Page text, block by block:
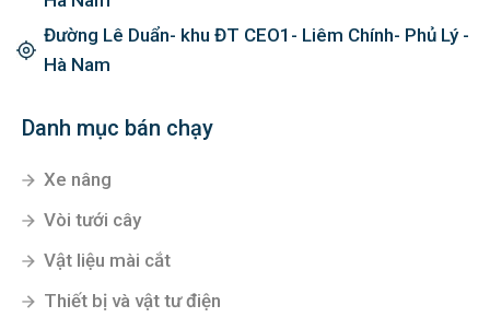
Đường Lê Duẩn- khu ĐT CEO1- Liêm Chính- Phủ Lý -
Hà Nam
Danh mục bán chạy
Xe nâng
Vòi tưới cây
Vật liệu mài cắt
Thiết bị và vật tư điện